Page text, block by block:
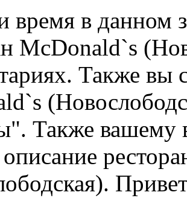
время в данном
McDonald`s
Также вы
Также вашему